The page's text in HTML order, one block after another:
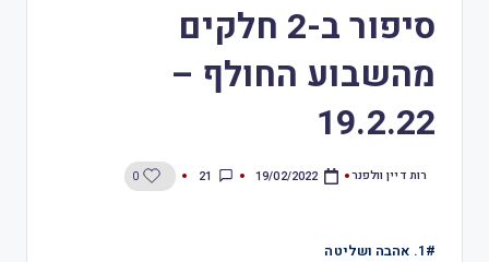
סיפור ב-2 חלקים
מהשבוע החולף –
19.2.22
רות דיין וולפנר 19/02/2022
21
0
1#. אהבה ושליטה